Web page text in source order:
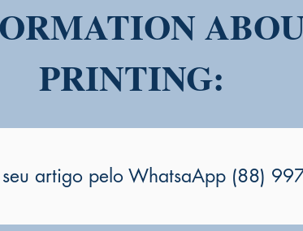
PRINTING:
artigo pelo WhatsaApp (88)